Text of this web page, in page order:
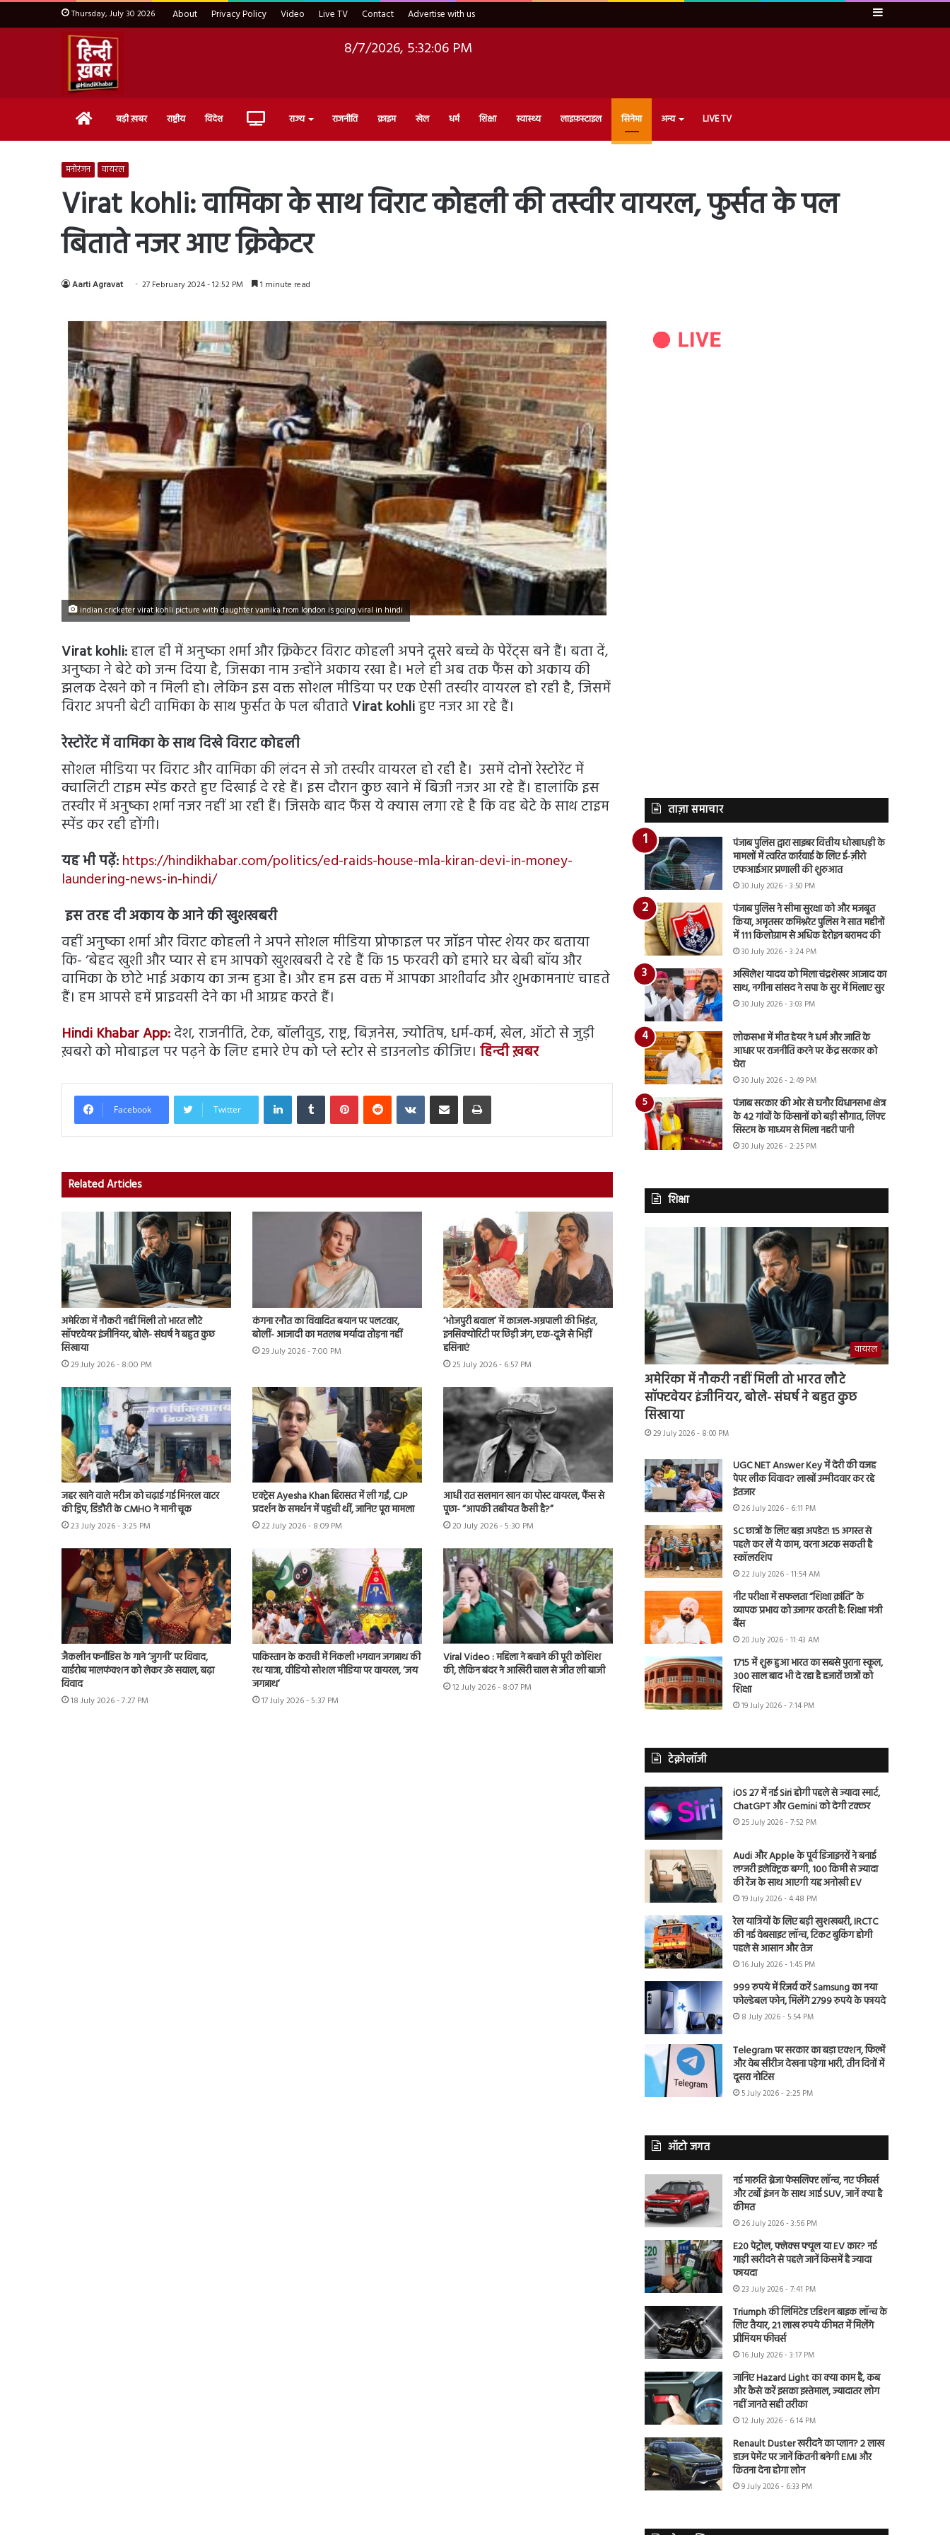
Thursday, July 30 2026 About Privacy Policy Video Live TV Contact Advertise with us Sidebar
8/7/2026, 5:32:08 PM
Home बड़ी ख़बर राष्ट्रीय विदेश Live राज्य राजनीति क्राइम खेल धर्म शिक्षा स्वास्थ्य लाइफ़स्टाइल सिनेमा अन्य LIVE TV
मनोरंजन वायरल
Virat kohli: वामिका के साथ विराट कोहली की तस्वीर वायरल, फुर्सत के पल
बिताते नजर आए क्रिकेटर
Aarti Agravat 27 February 2024 - 12:52 PM 1 minute read
indian cricketer virat kohli picture with daughter vamika from london is going viral in hindi
Virat kohli:हाल ही में अनुष्का शर्मा और क्रिकेटर विराट कोहली अपने दूसरे बच्चे के पेरेंट्स बने हैं। बता दें,
अनुष्का ने बेटे को जन्म दिया है, जिसका नाम उन्होंने अकाय रखा है। भले ही अब तक फैंस को अकाय की
झलक देखने को न मिली हो। लेकिन इस वक्त सोशल मीडिया पर एक ऐसी तस्वीर वायरल हो रही है, जिसमें
विराट अपनी बेटी वामिका के साथ फुर्सत के पल बीतातेVirat kohliहुए नजर आ रहे हैं।
रेस्टोरेंट में वामिका के साथ दिखे विराट कोहली
सोशल मीडिया पर विराट और वामिका की लंदन से जो तस्वीर वायरल हो रही है। उसमें दोनों रेस्टोरेंट में
क्वालिटी टाइम स्पेंड करते हुए दिखाई दे रहे हैं। इस दौरान कुछ खाने में बिजी नजर आ रहे हैं। हालांकि इस
तस्वीर में अनुष्का शर्मा नजर नहीं आ रही हैं। जिसके बाद फैंस ये क्यास लगा रहे है कि वह बेटे के साथ टाइम
स्पेंड कर रही होंगी।
यह भी पढ़ें:https://hindikhabar.com/politics/ed-raids-house-mla-kiran-devi-in-money-
laundering-news-in-hindi/
इस तरह दी अकाय के आने की खुशखबरी
वहीं अनुष्का शर्मा और विराट कोहली ने अपने सोशल मीडिया प्रोफाइल पर जॉइन पोस्ट शेयर कर बताया
कि- ‘बेहद खुशी और प्यार से हम आपको खुशखबरी दे रहे हैं कि 15 फरवरी को हमारे घर बेबी बॉय और
वामिका के छोटे भाई अकाय का जन्म हुआ है। और हम इस वक्त में आपका आशीर्वाद और शुभकामनाएं चाहते
हैं। हम आपसे हमें प्राइवसी देने का भी आग्रह करते हैं।
Hindi Khabar App:देश, राजनीति, टेक, बॉलीवुड, राष्ट्र, बिज़नेस, ज्योतिष, धर्म-कर्म, खेल, ऑटो से जुड़ी
ख़बरो को मोबाइल पर पढ़ने के लिए हमारे ऐप को प्ले स्टोर से डाउनलोड कीजिए। हिन्दी ख़बर
Facebook Twitter
LinkedInTumblr PinterestReddit VKontakteShare via Email Print
Related Articles
अमेरिका में नौकरी नहीं मिली तो भारत लौटे
सॉफ्टवेयर इंजीनियर, बोले- संघर्ष ने बहुत कुछ
सिखाया
29 July 2026 - 8:00 PM
कंगना रनौत का विवादित बयान पर पलटवार,
बोलीं- आजादी का मतलब मर्यादा तोड़ना नहीं
29 July 2026 - 7:00 PM
‘भोजपुरी बवाल’ में काजल-अम्रपाली की भिड़ंत,
इनसिक्योरिटी पर छिड़ी जंग, एक-दूजे से भिड़ीं
हसिनाएं
25 July 2026 - 6:57 PM
जहर खाने वाले मरीज को चढ़ाई गई मिनरल वाटर
की ड्रिप, डिंडौरी के CMHO ने मानी चूक
23 July 2026 - 3:25 PM
एक्ट्रेस Ayesha Khan हिरासत में ली गईं, CJP
प्रदर्शन के समर्थन में पहुंची थीं, जानिए पूरा मामला
22 July 2026 - 8:09 PM
आधी रात सलमान खान का पोस्ट वायरल, फैंस से
पूछा- “आपकी तबीयत कैसी है?”
20 July 2026 - 5:30 PM
जैकलीन फर्नांडिस के गाने ‘जुगनी’ पर विवाद,
वार्डरोब मालफंक्शन को लेकर उठे सवाल, बढ़ा
विवाद
18 July 2026 - 7:27 PM
पाकिस्तान के कराची में निकली भगवान जगन्नाथ की
रथ यात्रा, वीडियो सोशल मीडिया पर वायरल, ‘जय
जगन्नाथ’
17 July 2026 - 5:37 PM
Viral Video : महिला ने बचाने की पूरी कोशिश
की, लेकिन बंदर ने आखिरी चाल से जीत ली बाजी
12 July 2026 - 8:07 PM
ताज़ा समाचार
पंजाब पुलिस द्वारा साइबर वित्तीय धोखाधड़ी के
मामलों में त्वरित कार्रवाई के लिए ई-ज़ीरो
एफआईआर प्रणाली की शुरुआत
30 July 2026 - 3:50 PM
पंजाब पुलिस ने सीमा सुरक्षा को और मजबूत
किया, अमृतसर कमिश्नरेट पुलिस ने सात महीनों
में 111 किलोग्राम से अधिक हेरोइन बरामद की
30 July 2026 - 3:24 PM
अखिलेश यादव को मिला चंद्रशेखर आजाद का
साथ, नगीना सांसद ने सपा के सुर में मिलाए सुर
30 July 2026 - 3:03 PM
लोकसभा में मीत हेयर ने धर्म और जाति के
आधार पर राजनीति करने पर केंद्र सरकार को
घेरा
30 July 2026 - 2:49 PM
पंजाब सरकार की ओर से घनौर विधानसभा क्षेत्र
के 42 गांवों के किसानों को बड़ी सौगात, लिफ्ट
सिस्टम के माध्यम से मिला नहरी पानी
30 July 2026 - 2:25 PM
शिक्षा
वायरल
अमेरिका में नौकरी नहीं मिली तो भारत लौटे
सॉफ्टवेयर इंजीनियर, बोले- संघर्ष ने बहुत कुछ
सिखाया
29 July 2026 - 8:00 PM
UGC NET Answer Key में देरी की वजह
पेपर लीक विवाद? लाखों उम्मीदवार कर रहे
इंतजार
26 July 2026 - 6:11 PM
SC छात्रों के लिए बड़ा अपडेट! 15 अगस्त से
पहले कर लें ये काम, वरना अटक सकती है
स्कॉलरशिप
22 July 2026 - 11:54 AM
नीट परीक्षा में सफलता “शिक्षा क्रांति” के
व्यापक प्रभाव को उजागर करती है: शिक्षा मंत्री
बैंस
20 July 2026 - 11:43 AM
1715 में शुरू हुआ भारत का सबसे पुराना स्कूल,
300 साल बाद भी दे रहा है हजारों छात्रों को
शिक्षा
19 July 2026 - 7:14 PM
टेक्नोलॉजी
iOS 27 में नई Siri होगी पहले से ज्यादा स्मार्ट,
ChatGPT और Gemini को देगी टक्कर
25 July 2026 - 7:52 PM
Audi और Apple के पूर्व डिजाइनरों ने बनाई
लग्जरी इलेक्ट्रिक बग्गी, 100 किमी से ज्यादा
की रेंज के साथ आएगी यह अनोखी EV
19 July 2026 - 4:48 PM
रेल यात्रियों के लिए बड़ी खुशखबरी, IRCTC
की नई वेबसाइट लॉन्च, टिकट बुकिंग होगी
पहले से आसान और तेज
16 July 2026 - 1:45 PM
999 रुपये में रिजर्व करें Samsung का नया
फोल्डेबल फोन, मिलेंगे 2799 रुपये के फायदे
8 July 2026 - 5:54 PM
Telegram पर सरकार का बड़ा एक्शन, फिल्में
और वेब सीरीज देखना पड़ेगा भारी, तीन दिनों में
दूसरा नोटिस
5 July 2026 - 2:25 PM
ऑटो जगत
नई मारुति ब्रेजा फेसलिफ्ट लॉन्च, नए फीचर्स
और टर्बो इंजन के साथ आई SUV, जानें क्या है
कीमत
26 July 2026 - 3:56 PM
E20 पेट्रोल, फ्लेक्स फ्यूल या EV कार? नई
गाड़ी खरीदने से पहले जानें किसमें है ज्यादा
फायदा
23 July 2026 - 7:41 PM
Triumph की लिमिटेड एडिशन बाइक लॉन्च के
लिए तैयार, 21 लाख रुपये कीमत में मिलेंगे
प्रीमियम फीचर्स
16 July 2026 - 3:17 PM
जानिए Hazard Light का क्या काम है, कब
और कैसे करें इसका इस्तेमाल, ज्यादातर लोग
नहीं जानते सही तरीका
12 July 2026 - 6:14 PM
Renault Duster खरीदने का प्लान? 2 लाख
डाउन पेमेंट पर जानें कितनी बनेगी EMI और
कितना देना होगा लोन
9 July 2026 - 6:33 PM